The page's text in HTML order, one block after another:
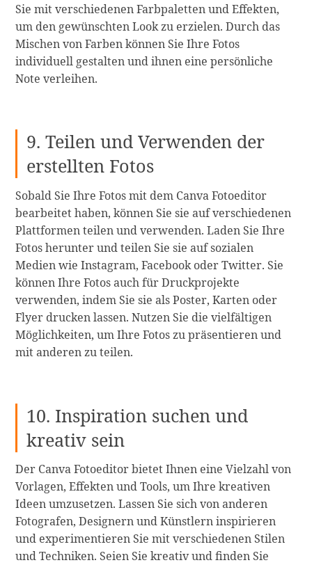
Sie mit verschiedenen Farbpaletten und Effekten,
um den gewünschten Look zu erzielen. Durch das
Mischen von Farben können Sie Ihre Fotos
individuell gestalten und ihnen eine persönliche
Note verleihen.
9. Teilen und Verwenden der
erstellten Fotos
Sobald Sie Ihre Fotos mit dem Canva Fotoeditor
bearbeitet haben, können Sie sie auf verschiedenen
Plattformen teilen und verwenden. Laden Sie Ihre
Fotos herunter und teilen Sie sie auf sozialen
Medien wie Instagram, Facebook oder Twitter. Sie
können Ihre Fotos auch für Druckprojekte
verwenden, indem Sie sie als Poster, Karten oder
Flyer drucken lassen. Nutzen Sie die vielfältigen
Möglichkeiten, um Ihre Fotos zu präsentieren und
mit anderen zu teilen.
10. Inspiration suchen und
kreativ sein
Der Canva Fotoeditor bietet Ihnen eine Vielzahl von
Vorlagen, Effekten und Tools, um Ihre kreativen
Ideen umzusetzen. Lassen Sie sich von anderen
Fotografen, Designern und Künstlern inspirieren
und experimentieren Sie mit verschiedenen Stilen
und Techniken. Seien Sie kreativ und finden Sie